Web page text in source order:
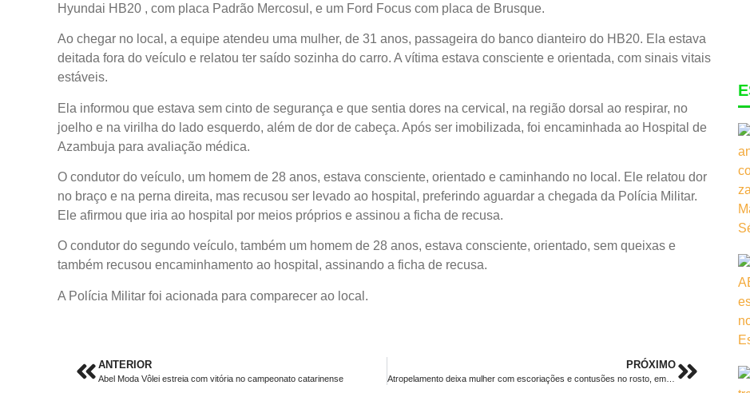
Hyundai HB20 , com placa Padrão Mercosul, e um Ford Focus com placa de Brusque.
Ao chegar no local, a equipe atendeu uma mulher, de 31 anos, passageira do banco dianteiro do HB20. Ela estava
deitada fora do veículo e relatou ter saído sozinha do carro. A vítima estava consciente e orientada, com sinais vitais
estáveis.
Ela informou que estava sem cinto de segurança e que sentia dores na cervical, na região dorsal ao respirar, no
joelho e na virilha do lado esquerdo, além de dor de cabeça. Após ser imobilizada, foi encaminhada ao Hospital de
Azambuja para avaliação médica.
O condutor do veículo, um homem de 28 anos, estava consciente, orientado e caminhando no local. Ele relatou dor
no braço e na perna direita, mas recusou ser levado ao hospital, preferindo aguardar a chegada da Polícia Militar.
Ele afirmou que iria ao hospital por meios próprios e assinou a ficha de recusa.
O condutor do segundo veículo, também um homem de 28 anos, estava consciente, orientado, sem queixas e
também recusou encaminhamento ao hospital, assinando a ficha de recusa.
A Polícia Militar foi acionada para comparecer ao local.
ANTERIOR
Abel Moda Vôlei estreia com vitória no campeonato catarinense
PRÓXIMO
Atropelamento deixa mulher com escoriações e contusões no rosto, em Brusque